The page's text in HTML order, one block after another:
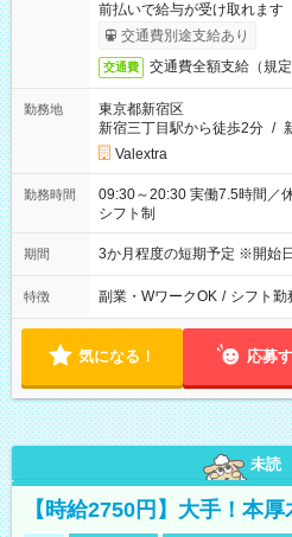
前払いで給与が受け取れます
交通費別途支給あり
交通費 交通費全額支給（規定
勤務地
東京都新宿区
新宿三丁目駅から徒歩2分 /
Valextra
勤務時間
09:30～20:30 実働7.5時間／休憩1.5時間 営業時間に合わせた
シフト制
期間 3か月程度の短期予定 ※開始
特徴 副業・WワークOK / シフト勤
気になる！ 応募
未読
【時給2750円】大手！本